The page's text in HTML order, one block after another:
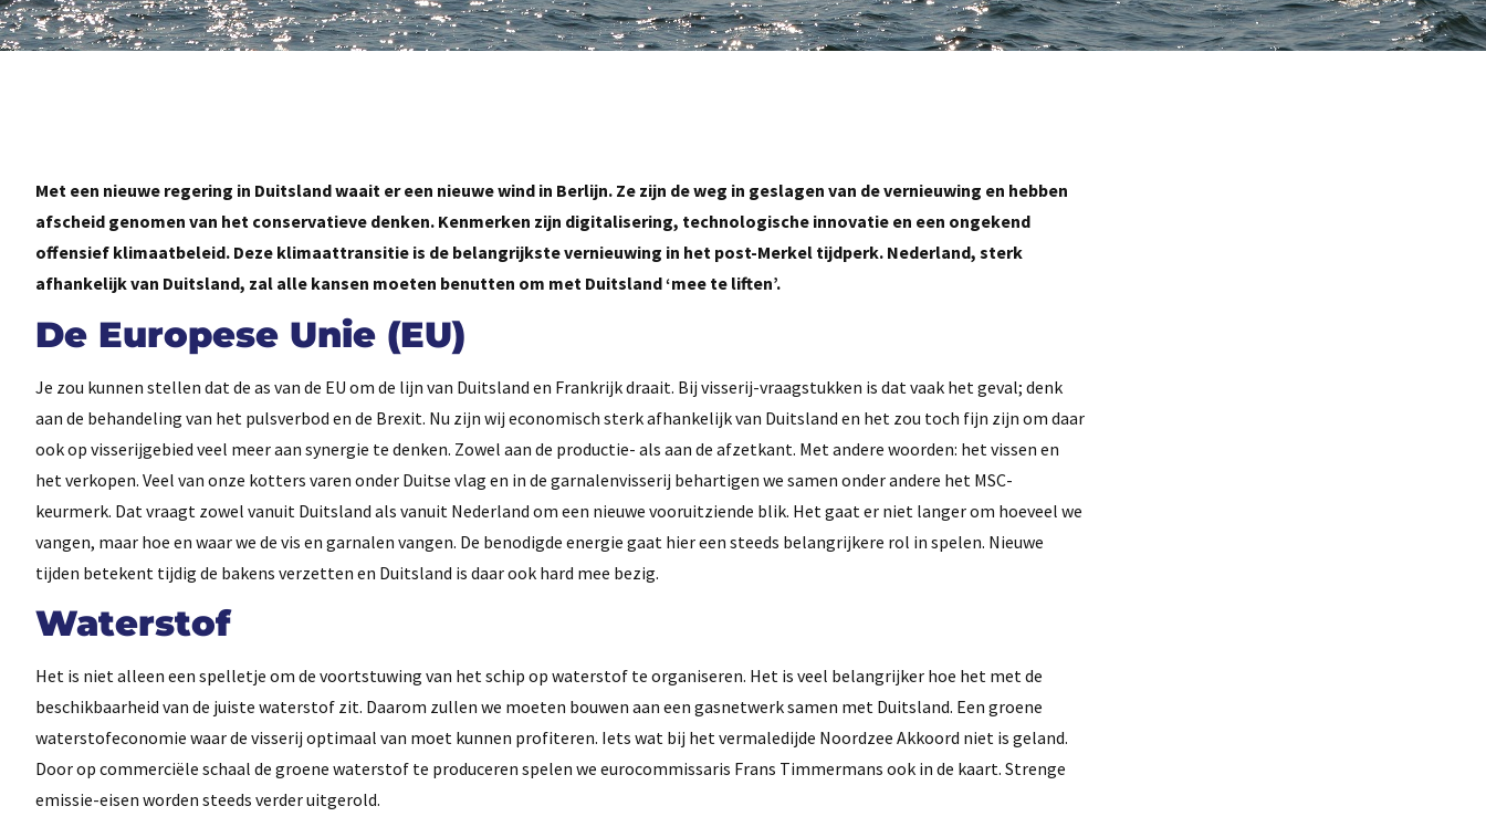
Met een nieuwe regering in Duitsland waait er een nieuwe wind in Berlijn. Ze zijn de weg in geslagen van de vernieuwing en hebben
afscheid genomen van het conservatieve denken. Kenmerken zijn digitalisering, technologische innovatie en een ongekend
offensief klimaatbeleid. Deze klimaattransitie is de belangrijkste vernieuwing in het post-Merkel tijdperk. Nederland, sterk
afhankelijk van Duitsland, zal alle kansen moeten benutten om met Duitsland ‘mee te liften’.
De Europese Unie (EU)
Je zou kunnen stellen dat de as van de EU om de lijn van Duitsland en Frankrijk draait. Bij visserij-vraagstukken is dat vaak het geval; denk
aan de behandeling van het pulsverbod en de Brexit. Nu zijn wij economisch sterk afhankelijk van Duitsland en het zou toch fijn zijn om daar
ook op visserijgebied veel meer aan synergie te denken. Zowel aan de productie- als aan de afzetkant. Met andere woorden: het vissen en
het verkopen. Veel van onze kotters varen onder Duitse vlag en in de garnalenvisserij behartigen we samen onder andere het MSC-
keurmerk. Dat vraagt zowel vanuit Duitsland als vanuit Nederland om een nieuwe vooruitziende blik. Het gaat er niet langer om hoeveel we
vangen, maar hoe en waar we de vis en garnalen vangen. De benodigde energie gaat hier een steeds belangrijkere rol in spelen. Nieuwe
tijden betekent tijdig de bakens verzetten en Duitsland is daar ook hard mee bezig.
Waterstof
Het is niet alleen een spelletje om de voortstuwing van het schip op waterstof te organiseren. Het is veel belangrijker hoe het met de
beschikbaarheid van de juiste waterstof zit. Daarom zullen we moeten bouwen aan een gasnetwerk samen met Duitsland. Een groene
waterstofeconomie waar de visserij optimaal van moet kunnen profiteren. Iets wat bij het vermaledijde Noordzee Akkoord niet is geland.
Door op commerciële schaal de groene waterstof te produceren spelen we eurocommissaris Frans Timmermans ook in de kaart. Strenge
emissie-eisen worden steeds verder uitgerold.